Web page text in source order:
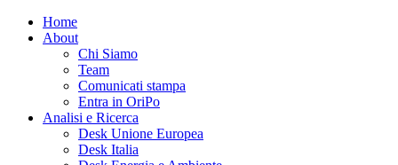
Home
About
Chi Siamo
Team
Comunicati stampa
Entra in OriPo
Analisi e Ricerca
Desk Unione Europea
Desk Italia